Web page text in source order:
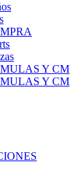
Y CM
Y CM